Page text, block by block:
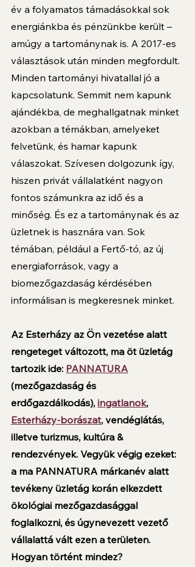
év a folyamatos támadásokkal sok
energiánkba és pénzünkbe került –
amúgy a tartománynak is. A 2017-es
választások után minden megfordult.
Minden tartományi hivatallal jó a
kapcsolatunk. Semmit nem kapunk
ajándékba, de meghallgatnak minket
azokban a témákban, amelyeket
felvetünk, és hamar kapunk
válaszokat. Szívesen dolgozunk így,
hiszen privát vállalatként nagyon
fontos számunkra az idő és a
minőség. És ez a tartománynak és az
üzletnek is hasznára van. Sok
témában, például a Fertő-tó, az új
energiaforrások, vagy a
biomezőgazdaság kérdésében
informálisan is megkeresnek minket.
Az Esterházy az Ön vezetése alatt
rengeteget változott, ma öt üzletág
tartozik ide: PANNATURA
(mezőgazdaság és
erdőgazdálkodás), ingatlanok,
Esterházy-borászat, vendéglátás,
illetve turizmus, kultúra &
rendezvények. Vegyük végig ezeket:
a ma PANNATURA márkanév alatt
tevékeny üzletág korán elkezdett
ökológiai mezőgazdasággal
foglalkozni, és úgynevezett vezető
vállalattá vált ezen a területen.
Hogyan történt mindez?